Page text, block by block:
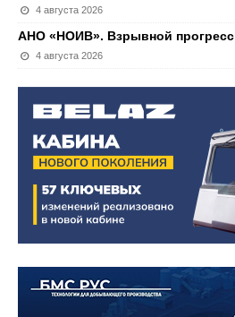
4 августа 2026
АНО «НОИВ». Взрывной прогресс
4 августа 2026